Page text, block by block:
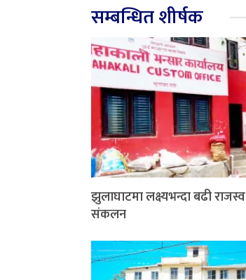
सम्बन्धित शीर्षक
झुलाघाटमा लक्ष्यभन्दा बढी राजस्व
संकलन